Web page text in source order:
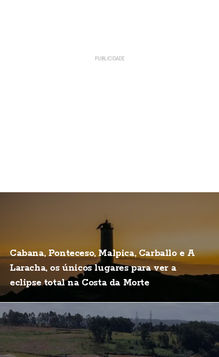
Cabana, Ponteceso, Malpica, Carballo e A
Laracha, os únicos lugares para ver a
eclipse total na Costa da Morte